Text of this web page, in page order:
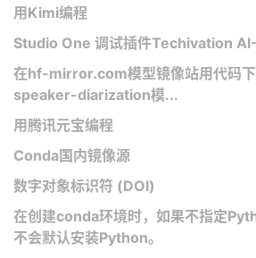
用Kimi编程
Studio One 调试插件Techivation
在hf-mirror.com模型镜像站用代码
speaker-diarization模...
用腾讯元宝编程
Conda国内镜像源
数字对象标识符 (DOI)
在创建conda环境时，如果不指定
不会默认安装Python。